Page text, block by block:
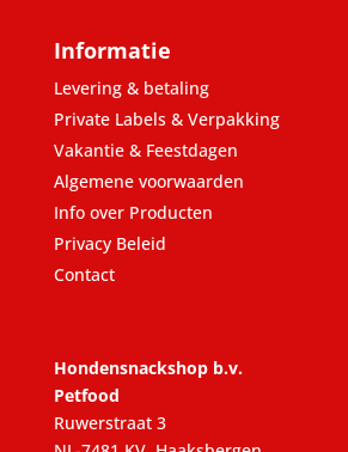
Informatie
Levering & betaling
Private Labels & Verpakking
Vakantie & Feestdagen
Algemene voorwaarden
Info over Producten
Privacy Beleid
Contact
Hondensnackshop b.v.
Petfood
Ruwerstraat 3